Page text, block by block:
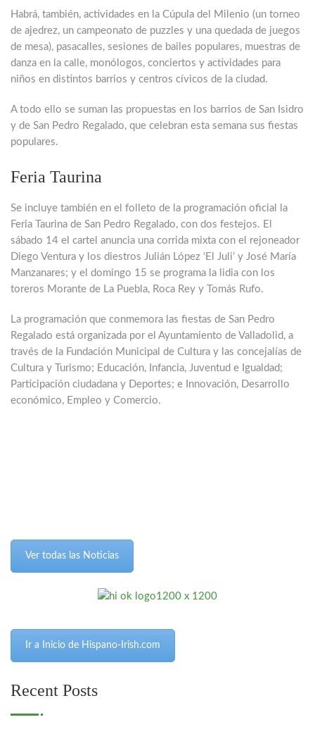
Habrá, también, actividades en la Cúpula del Milenio (un torneo
de ajedrez, un campeonato de puzzles y una quedada de juegos
de mesa), pasacalles, sesiones de bailes populares, muestras de
danza en la calle, monólogos, conciertos y actividades para
niños en distintos barrios y centros cívicos de la ciudad.
A todo ello se suman las propuestas en los barrios de San Isidro
y de San Pedro Regalado, que celebran esta semana sus fiestas
populares.
Feria Taurina
Se incluye también en el folleto de la programación oficial la
Feria Taurina de San Pedro Regalado, con dos festejos. El
sábado 14 el cartel anuncia una corrida mixta con el rejoneador
Diego Ventura y los diestros Julián López ‘El Juli’ y José María
Manzanares; y el domingo 15 se programa la lidia con los
toreros Morante de La Puebla, Roca Rey y Tomás Rufo.
La programación que conmemora las fiestas de San Pedro
Regalado está organizada por el Ayuntamiento de Valladolid, a
través de la Fundación Municipal de Cultura y las concejalías de
Cultura y Turismo; Educación, Infancia, Juventud e Igualdad;
Participación ciudadana y Deportes; e Innovación, Desarrollo
económico, Empleo y Comercio.
Ver todas las Noticias
Ir a Inicio de Hispano-Irish.com
Recent Posts